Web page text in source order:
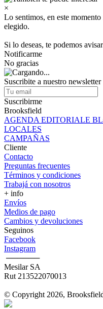
×
Lo sentimos, en este
elegido.
Si lo deseas, te podemos
Notificarme
No gracias
Suscribite a nuestro newsletter
Suscribirme
Brooksfield
AGENDA EDITORIALE
LOCALES
CAMPAÑAS
Cliente
Contacto
Preguntas frecuentes
Términos y condiciones
Trabajá con nosotros
+ info
Envíos
Medios de pago
Cambios y devoluciones
Seguinos
Facebook
Instagram
‎ ──────
Mesilar SA
Rut 213522070013
© Copyright 2026,